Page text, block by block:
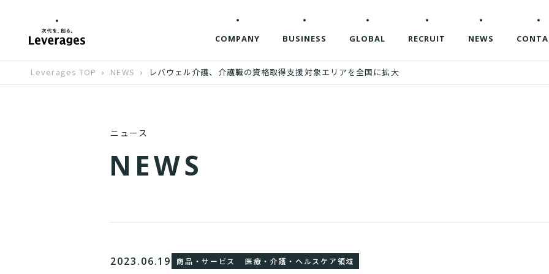
COMPANY BUSINESS GLOBAL RECRUIT NEWS
Leverages TOP NEWS レバウェル介護、介護職の資格取得支援対象エリアを全国に拡大
ニュース
N EWS
2023.06.19 商品・サービス 医療・介護・ヘルスケア領域